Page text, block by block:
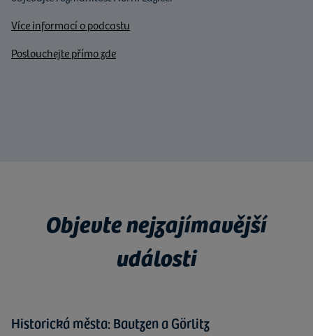
Více informací o podcastu
Poslouchejte přímo zde
Objevte nejzajímavější
události
Historická města: Bautzen a Görlitz